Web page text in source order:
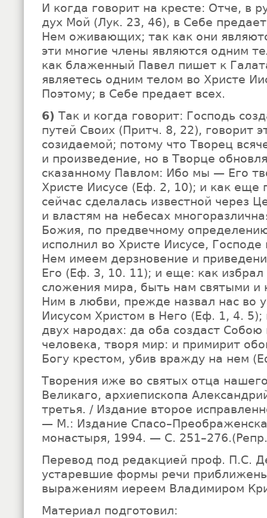
И когда говорит на кресте: Отче, в
дух Мой (Лук. 23, 46), в Себе
Нем оживающих; так как они
эти многие члены являются одним
как блаженный Павел пишет к
являетесь одним телом во Христе
Поэтому; в Себе предает всех.
6) Так и когда говорит: Господь
путей Своих (Притч. 8, 22), говорит
созидаемой; потому что Творец
и произведение, но в Творце
сказанному Павлом: Ибо мы — Его
Христе Иисусе (Еф. 2, 10); и как еще
сейчас сделалась известной через
и властям на небесах
Божия, по предвечному
исполнил во Христе Иисусе,
Нем имеем дерзновение и
Его (Еф. 3, 10. 11); и еще: как
сложения мира, быть нам святыми и
Ним в любви, прежде назвал нас во
Иисусом Христом в Него (Еф. 1, 4. 5);
двух народах: да оба создаст Собою
человека, творя мир: и примирит
Богу крестом, убив вражду на нем
Творения иже во святых отца
Великаго, архиепископа
третья. / Издание второе
— М.: Издание
монастыря, 1994. — С.
Перевод под редакцией проф. П.С.
устаревшие формы речи
выражениям иереем Владимиром
Материал подготовил: